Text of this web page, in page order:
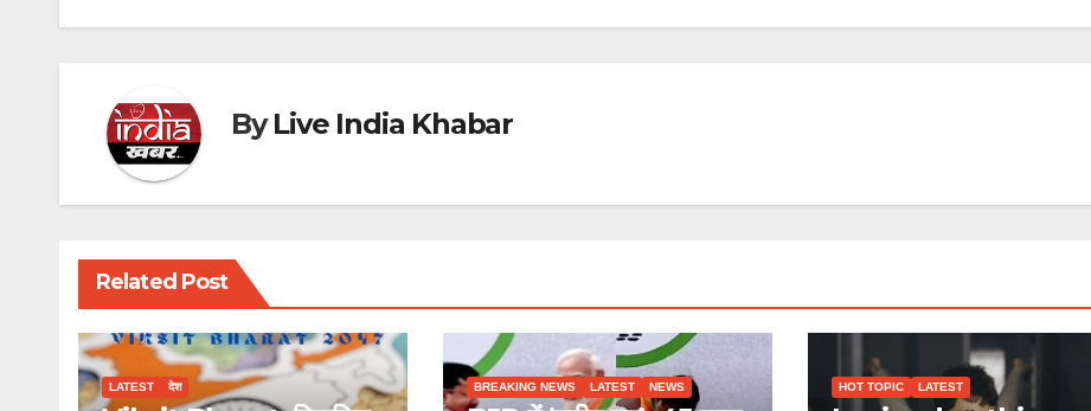
ByLive India Khabar
Related Post
LATEST देश BREAKING NEWS LATEST NEWS HOT TOPIC LATEST